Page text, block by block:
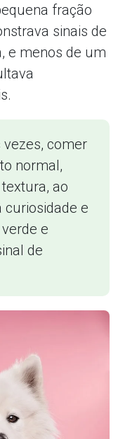
fração
sinais de
e menos de um
vezes, comer
normal,
ao
e
e
de